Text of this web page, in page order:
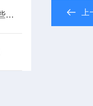
壁挂式振动监测保护仪在哪些领域有广泛应用？